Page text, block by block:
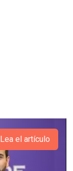
Lea el artículo